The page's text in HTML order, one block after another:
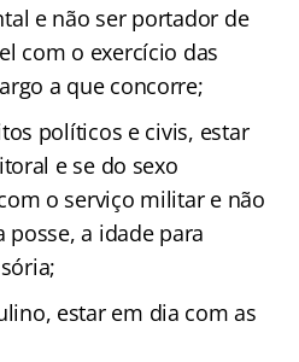
e não ser portador de
com o exercício das
a que concorre;
políticos e civis, estar
e se do sexo
o serviço militar e não
a idade para
estar em dia com as